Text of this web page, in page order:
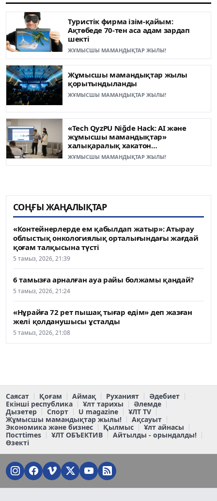
Туристік фирма ізім-қайым:
Ақтөбеде 70-тен аса адам зардап
шекті
ЖҰМЫСШЫ МАМАНДЫҚТАР ЖЫЛЫ!
Жұмысшы мамандықтар жылы
қорытындыланды
ЖҰМЫСШЫ МАМАНДЫҚТАР ЖЫЛЫ!
«Tech QyzPU Niğde Hack: AI және
жұмысшы мамандықтар»
халықаралық хакатон
жеңімпаздары анықталды
ЖҰМЫСШЫ МАМАНДЫҚТАР ЖЫЛЫ!
СОҢҒЫ ЖАҢАЛЫҚТАР
«Контейнерлерде ем қабылдап жатыр»: Атырау
облыстық онкологиялық орталығындағы жағдай
қоғам талқысына түсті
5 тамыз, 2026, 21:39
6 тамызға арналған ауа райы болжамы қандай?
5 тамыз, 2026, 21:24
«Нұрайға 72 рет пышақ тығар едім» деп жазған
желі қолданушысы ұсталды
5 тамыз, 2026, 21:08
Саясат Қоғам Аймақ Руханият
Әдебиет
Екінші республика
Ұлт тарихы
Әлемде
Дызетер
Спорт U magazine
ҰЛТ TV
Жұмысшы мамандықтар жылы!
Ақсауыт
Экономика және бизнес
Қылмыс
Ұлт айнасы
Постtimes
ҰЛТ ОБЪЕКТИВ
Айтылды - орындалды!
Өзекті